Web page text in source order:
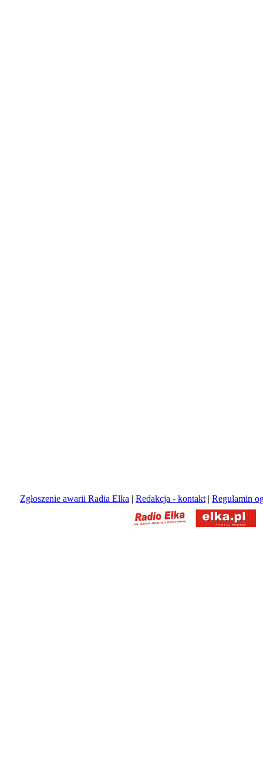
Zgłoszenie awarii Radia Elka | Redakcja - kontakt | Regulamin